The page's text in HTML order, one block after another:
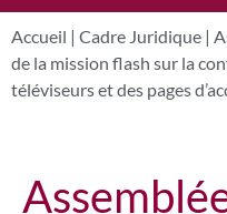
Accueil | Cadre Juridique |
de la mission flash sur la
téléviseurs et des pages